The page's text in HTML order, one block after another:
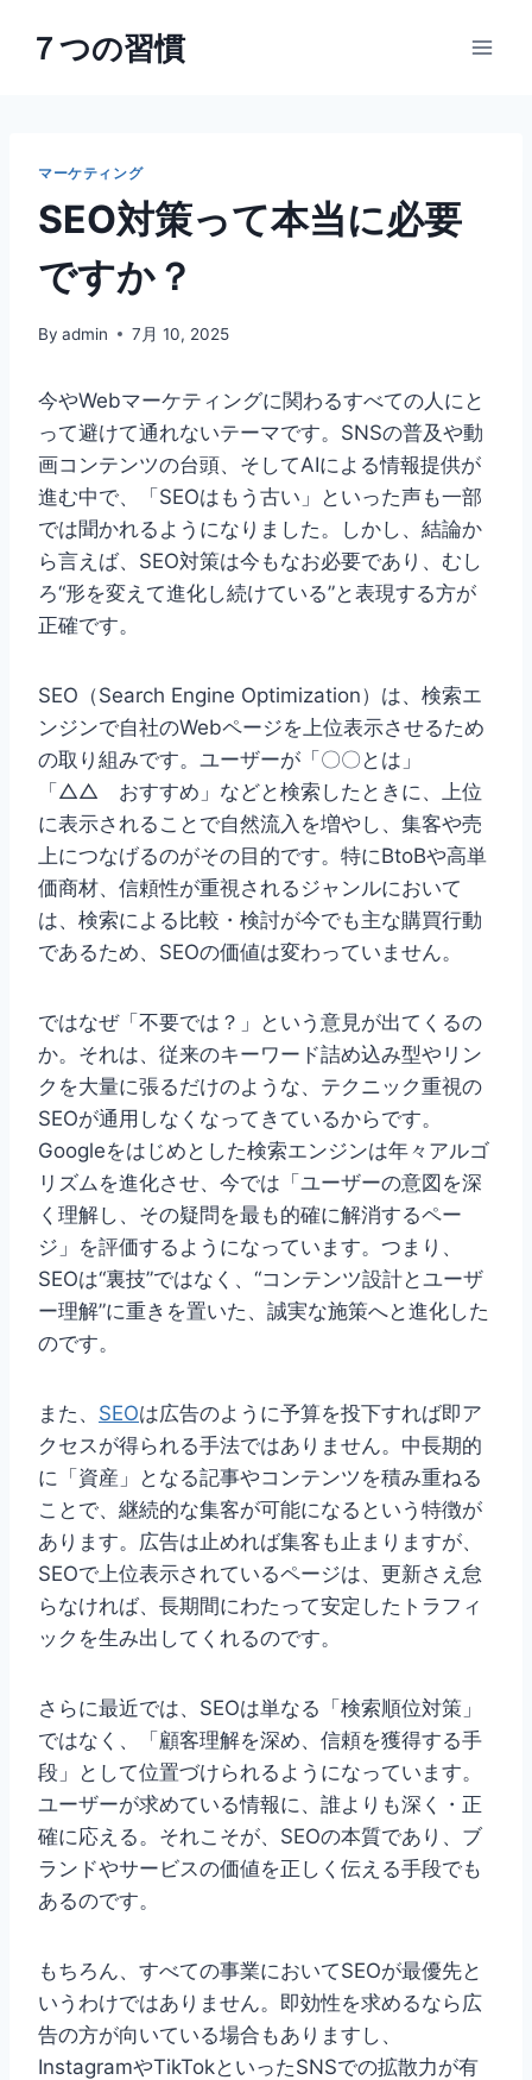
７つの習慣
マーケティング
SEO対策って本当に必要
ですか？
By admin 7月 10, 2025
今やWebマーケティングに関わるすべての人にと
って避けて通れないテーマです。SNSの普及や動
画コンテンツの台頭、そしてAIによる情報提供が
進む中で、「SEOはもう古い」といった声も一部
では聞かれるようになりました。しかし、結論か
ら言えば、SEO対策は今もなお必要であり、むし
ろ“形を変えて進化し続けている”と表現する方が
正確です。
SEO（Search Engine Optimization）は、検索エ
ンジンで自社のWebページを上位表示させるため
の取り組みです。ユーザーが「〇〇とは」
「△△ おすすめ」などと検索したときに、上位
に表示されることで自然流入を増やし、集客や売
上につなげるのがその目的です。特にBtoBや高単
価商材、信頼性が重視されるジャンルにおいて
は、検索による比較・検討が今でも主な購買行動
であるため、SEOの価値は変わっていません。
ではなぜ「不要では？」という意見が出てくるの
か。それは、従来のキーワード詰め込み型やリン
クを大量に張るだけのような、テクニック重視の
SEOが通用しなくなってきているからです。
Googleをはじめとした検索エンジンは年々アルゴ
リズムを進化させ、今では「ユーザーの意図を深
く理解し、その疑問を最も的確に解消するペー
ジ」を評価するようになっています。つまり、
SEOは“裏技”ではなく、“コンテンツ設計とユーザ
ー理解”に重きを置いた、誠実な施策へと進化した
のです。
また、 SEOは広告のように予算を投下すれば即ア
クセスが得られる手法ではありません。中長期的
に「資産」となる記事やコンテンツを積み重ねる
ことで、継続的な集客が可能になるという特徴が
あります。広告は止めれば集客も止まりますが、
SEOで上位表示されているページは、更新さえ怠
らなければ、長期間にわたって安定したトラフィ
ックを生み出してくれるのです。
さらに最近では、SEOは単なる「検索順位対策」
ではなく、「顧客理解を深め、信頼を獲得する手
段」として位置づけられるようになっています。
ユーザーが求めている情報に、誰よりも深く・正
確に応える。それこそが、SEOの本質であり、ブ
ランドやサービスの価値を正しく伝える手段でも
あるのです。
もちろん、すべての事業においてSEOが最優先と
いうわけではありません。即効性を求めるなら広
告の方が向いている場合もありますし、
InstagramやTikTokといったSNSでの拡散力が有